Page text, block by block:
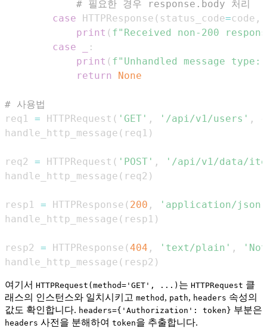
# 필요한 경우 response.body 처리
case HTTPResponse ( status_code=code ,
print ( f"Received non-200
case
:
print ( f"Unhandled message type:
return
None
# 사용법
req1 = HTTPRequest ( 'GET' , '/api/v1/users' ,
handle_http_message ( req1 )
req2 = HTTPRequest ( 'POST' ,
'/api/v1/data/
handle_http_message ( req2 )
resp1 = HTTPResponse ( 200 ,
'application/json'
handle_http_message ( resp1 )
resp2 = HTTPResponse (404 , 'text/plain' ,
handle_http_message ( resp2 )
여기서 HTTPRequest(method='GET', ...) 는 HTTPRequest 클
래스의 인스턴스와 일치시키고 method , path, headers 속성의
값도 확인합니다. headers={'Authorization': token} 부분은
headers 사전을 분해하여 token을 추출합니다.